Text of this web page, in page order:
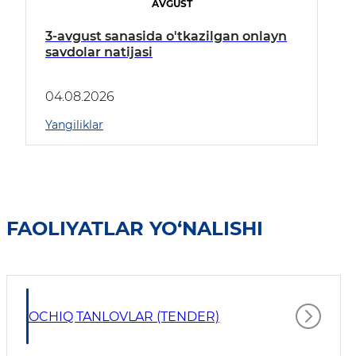
AVGUST
3-avgust sanasida o'tkazilgan onlayn
savdolar natijasi
04.08.2026
Yangiliklar
FAOLIYATLAR YO‘NALISHI
OCHIQ TANLOVLAR (TENDER)